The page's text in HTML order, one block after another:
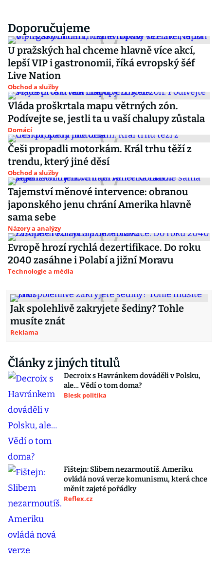
Doporučujeme
U pražských hal chceme hlavně více akcí,
lepší VIP i gastronomii, říká evropský šéf
Live Nation
Obchod a služby
Vláda proškrtala mapu větrných zón.
Podívejte se, jestli ta u vaší chalupy zůstala
Domácí
Češi propadli motorkám. Král trhu těží z
trendu, který jiné děsí
Obchod a služby
Tajemství měnové intervence: obranou
japonského jenu chrání Amerika hlavně
sama sebe
Názory a analýzy
Evropě hrozí rychlá dezertifikace. Do roku
2040 zasáhne i Polabí a jižní Moravu
Technologie a média
Jak spolehlivě zakryjete šediny? Tohle
musíte znát
Reklama
Články z jiných titulů
Decroix s Havránkem dováděli v Polsku,
ale… Vědí o tom doma?
Blesk politika
Fištejn: Slibem nezarmoutíš. Ameriku
ovládá nová verze komunismu, která chce
měnit zajeté pořádky
Reflex.cz